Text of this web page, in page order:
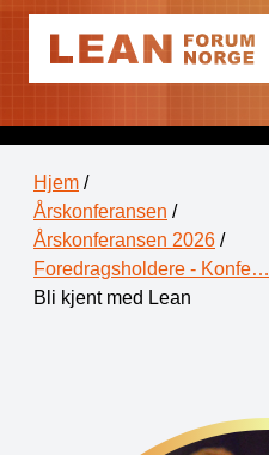
Hjem /
Årskonferansen /
Årskonferansen 2026 /
Foredragsholdere - Konfe…
Bli kjent med Lean